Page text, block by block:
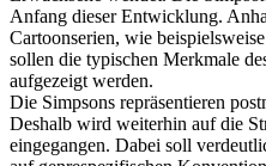
Anfang dieser Entwicklung.
Cartoonserien, wie
sollen die typischen Merkmale
aufgezeigt werden.
Die Simpsons repräsentieren
Deshalb wird weiterhin auf die
eingegangen. Dabei soll